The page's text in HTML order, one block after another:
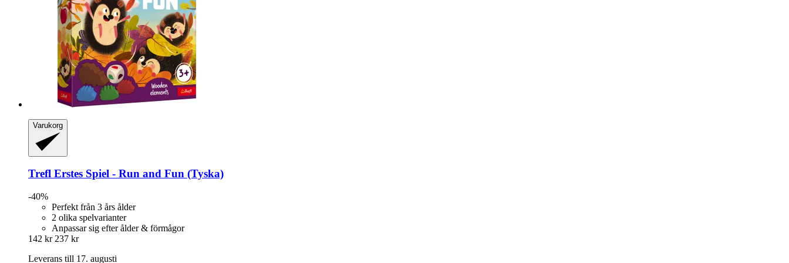
Varukorg
Trefl Erstes Spiel -​ Run and Fun (Tyska)
-40%
Perfekt från 3 års ålder
2 olika spelvarianter
Anpassar sig efter ålder & förmågor
142 kr 237 kr
Leverans till 17. augusti